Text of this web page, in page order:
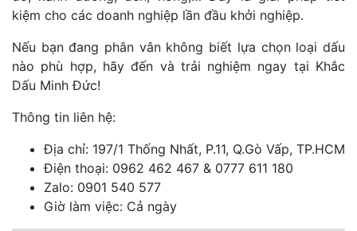
kiệm cho các doanh nghiệp lần đầu khởi nghiệp.
Nếu bạn đang phân vân không biết lựa chọn loại dấu
nào phù hợp, hãy đến và trải nghiệm ngay tại Khắc
Dấu Minh Đức!
Thông tin liên hệ:
Địa chỉ: 197/1 Thống Nhất, P.11, Q.Gò Vấp, TP.HCM
Điện thoại: 0962 462 467 & 0777 611 180
Zalo: 0901 540 577
Giờ làm việc: Cả ngày